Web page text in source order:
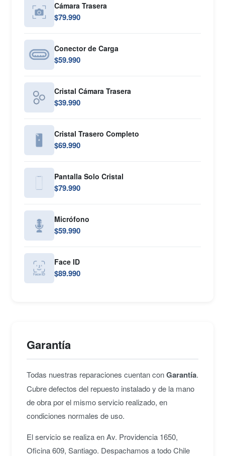
Cámara Trasera
$79.990
Conector de Carga
$59.990
Cristal Cámara Trasera
$39.990
Cristal Trasero Completo
$69.990
Pantalla Solo Cristal
$79.990
Micrófono
$59.990
Face ID
$89.990
Garantía
Todas nuestras reparaciones cuentan conGarantía.
Cubre defectos del repuesto instalado y de la mano
de obra por el mismo servicio realizado, en
condiciones normales de uso.
El servicio se realiza en Av. Providencia 1650,
Oficina 609, Santiago. Despachamos a todo Chile